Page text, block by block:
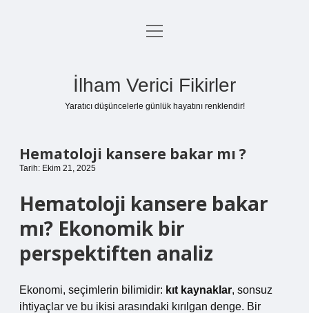
Anasayfa
menüyü
İlham Verici Fikirler
Yaratıcı düşüncelerle günlük hayatını renklendir!
Hematoloji kansere bakar mı ?
Tarih: Ekim 21, 2025
Hematoloji kansere bakar
mı? Ekonomik bir
perspektiften analiz
Ekonomi, seçimlerin bilimidir: kıt kaynaklar, sonsuz
ihtiyaçlar ve bu ikisi arasındaki kırılgan denge. Bir